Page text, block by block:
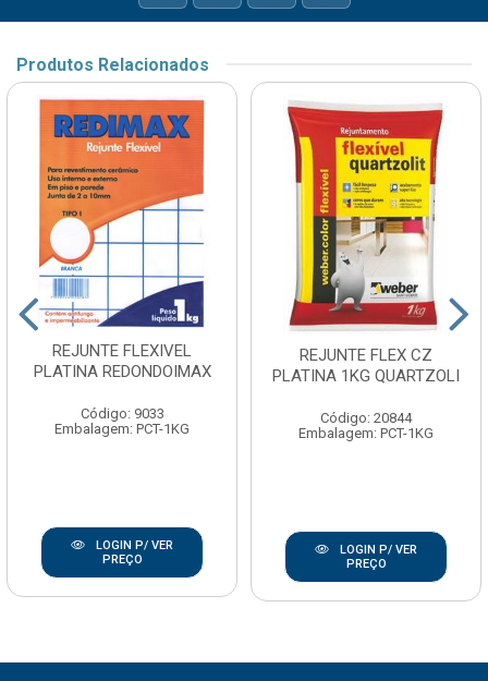
Produtos Relacionados
REJUNTE FLEXIVEL
PLATINA REDONDOIMAX
Código: 9033
Embalagem: PCT-1KG
LOGIN P/ VER
PREÇO
REJUNTE FLEX CZ
PLATINA 1KG QUARTZOLI
Código: 20844
Embalagem: PCT-1KG
LOGIN P/ VER
PREÇO